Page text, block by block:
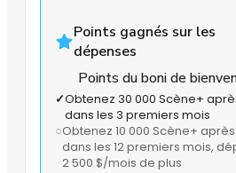
Points gagnés sur les
dépenses
Points du boni de
✓Obtenez 30 000 Scène+
dans les 3 premiers mois
○Obtenez 10 000 Scène+
dans les 12 premiers mois,
2 500 $/mois de plus